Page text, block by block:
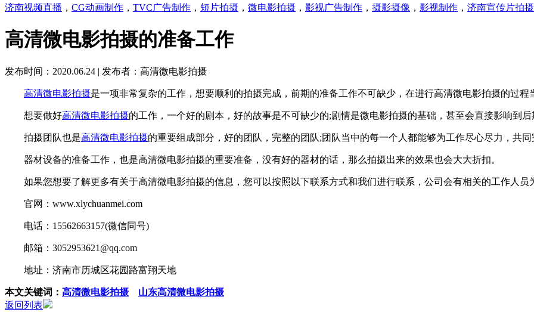
济南视频直播 ， CG动画制作 ， TVC广告制作 ， 短片拍摄 ， 微电影拍摄 ， 影视广告制作 ， 摄影摄像 ， 影视制作 ， 济南宣传片拍摄
高清微电影拍摄的准备工作
发布时间：2020.06.24 | 发布者：高清微电影拍摄
高清微电影拍摄是一项非常复杂的工作，想要顺利的拍摄完成，前期的准备工作不可缺少，在进行高清微电影拍摄的过
想要做好高清微电影拍摄的工作，一个好的剧本，好的故事是不可缺少的;剧情是微电影拍摄的基础，甚至会直接影响到
拍摄团队也是高清微电影拍摄的重要组成部分，好的团队，完整的团队;团队当中的每一个人都能够为工作尽心尽力，共
器材设备的准备工作，也是高清微电影拍摄的重要准备，没有好的器材的话，那么拍摄出来的效果也会大大折扣。
如果您想要了解更多有关于高清微电影拍摄的信息，您可以按照以下联系方式和我们进行联系，公司会有相关的工作人员
官网：www.xlychuanmei.com
电话：15562663157(微信同号)
邮箱：3052953621@qq.com
地址：济南市历城区花园路富翔天地
本文关键词： 高清微电影拍摄
山东高清微电影拍摄
返回列表